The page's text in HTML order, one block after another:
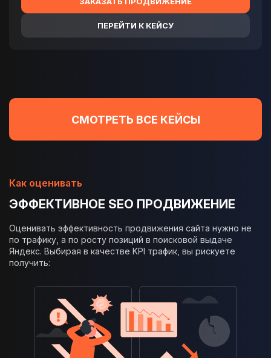
ПЕРЕЙТИ К КЕЙСУ
СМОТРЕТЬ ВСЕ КЕЙСЫ
Как оценивать
ЭФФЕКТИВНОЕ SEO ПРОДВИЖЕНИЕ
Оценивать эффективность продвижения сайта нужно не
по трафику, а по росту позиций в поисковой выдаче
Яндекс. Выбирая в качестве KPI трафик, вы рискуете
получить: